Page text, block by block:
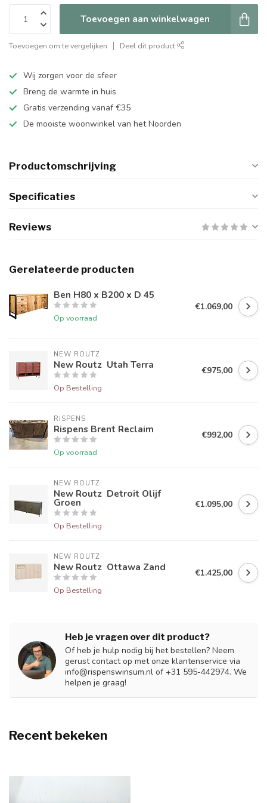
Toevoegen aan winkelwagen
Toevoegen om te vergelijken Deel dit product
Wij zorgen voor de sfeer
Breng de warmte in huis
Gratis verzending vanaf €35
De mooiste woonwinkel van het Noorden
Productomschrijving
Specificaties
Reviews
Gerelateerde producten
Ben H80 x B200 x D 45
Op voorraad
€1.069,00
NEW ROUTZ
New Routz Utah Terra
Op Bestelling
€975,00
RISPENS
Rispens Brent Reclaim
Op voorraad
€992,00
NEW ROUTZ
New Routz Detroit Olijf
Groen
Op Bestelling
€1.095,00
NEW ROUTZ
New Routz Ottawa Zand
Op Bestelling
€1.425,00
Heb je vragen over dit product?
Of heb je hulp nodig bij het bestellen? Neem
gerust contact op met onze klantenservice via
info@rispenswinsum.nl of +31 595-442974. We
helpen je graag!
Recent bekeken